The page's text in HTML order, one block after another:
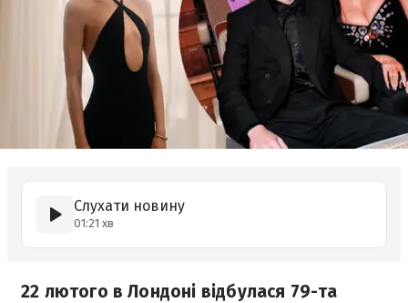
Слухати новину
01:21 хв
22 лютого в Лондоні відбулася 79-та